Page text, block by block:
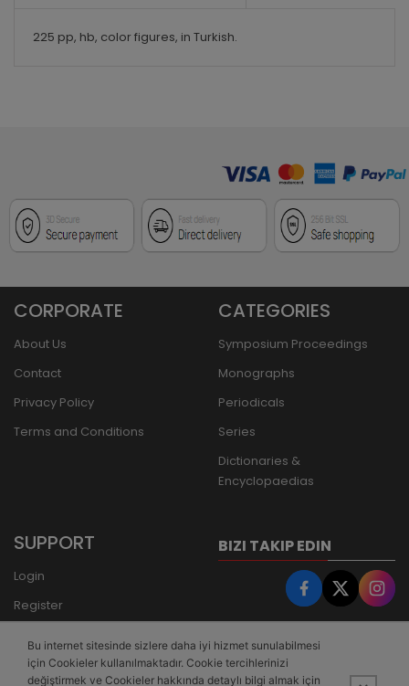
225 pp, hb, color figures, in Turkish.
CORPORATE
About Us
Contact
Privacy Policy
Terms and Conditions
CATEGORIES
Symposium Proceedings
Monographs
Periodicals
Series
Dictionaries &
Encyclopaedias
SUPPORT
Login
Register
Bank Transfer
BIZI TAKIP EDIN
Bu internet sitesinde sizlere daha iyi hizmet sunulabilmesi
için Cookieler kullanılmaktadır. Cookie tercihlerinizi
değiştirmek ve Cookieler hakkında detaylı bilgi almak için